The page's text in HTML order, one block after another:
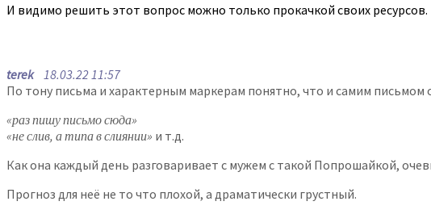
И видимо решить этот вопрос можно только прокачкой своих ресурсов.
terek18.03.22 11:57
По тону письма и характерным маркерам понятно, что и самим письмом
«раз пишу письмо сюда»
«не слив, а типа в слиянии» и т.д.
Как она каждый день разговаривает с мужем с такой Попрошайкой,
Прогноз для неё не то что плохой, а драматически грустный.